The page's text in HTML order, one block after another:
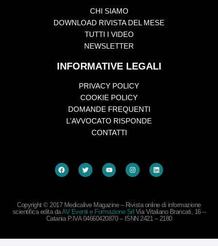
CHI SIAMO
DOWNLOAD RIVISTA DEL MESE
TUTTI I VIDEO
NEWSLETTER
INFORMATIVE LEGALI
PRIVACY POLICY
COOKIE POLICY
DOMANDE FREQUENTI
L'AVVOCATO RISPONDE
CONTATTI
Copyright © 2017 Medicalive Magazine – Rivista online di informazione
scientifica edita daAV Eventi e Formazione Srl Via Vitaliano Brancati, 16 –
Catania P.IVA 04660420870 – ISNN 2421 – 2180